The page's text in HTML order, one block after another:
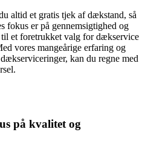
altid et gratis tjek af dækstand, så
fokus er på gennemsigtighed og
et foretrukket valg for dækservice
vores mangeårige erfaring og
kan du regne med
på kvalitet og